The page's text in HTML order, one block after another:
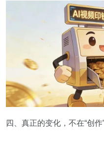
四、真正的变化，不在“创作